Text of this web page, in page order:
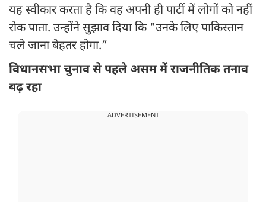
यह स्वीकार करता है कि वह अपनी ही पार्टी में लोगों को नहीं
रोक पाता. उन्होंने सुझाव दिया कि "उनके लिए पाकिस्तान
चले जाना बेहतर होगा.”
विधानसभा चुनाव से पहले असम में राजनीतिक तनाव
बढ़ रहा
ADVERTISEMENT